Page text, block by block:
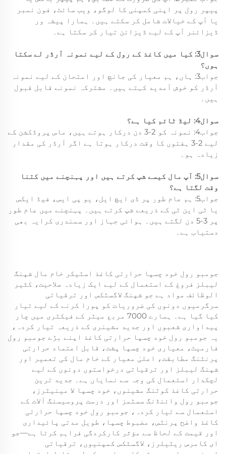
پیپر رول پر اپنی کمپنی کا لوگو، ویب سائٹ، فون نمبر
یا آپ کے خیالات شامل کر سکتے ہیں۔ ہمارا پیشہ ور
ڈیزائنر آپ کے لیے ڈیزائن تیار کر سکتا ہے۔
سوال3: کیا میں کاغذ کے رول کے لیے نمونہ آرڈر لے سکتا
ہوں؟
جواب3: ہاں، ہم معیار کی جانچ اور امتحان کے لیے نمونہ
آرڈر کو خوش آمدید کہتے ہیں۔ مشترکہ نمونے قابل قبول
ہیں۔
سوال4: لیڈ ٹائم کیا ہے؟
جواب4: نمونہ کو 2-3 دن درکار ہوتے ہیں، ماس پروڈکشن کے
لیے 2-3 ہفتوں کا وقت درکار ہوتا ہے اگر آرڈر کی مقدار
زیادہ ہو۔
سوال5: آپ مال کیسے شپ کرتے ہیں اور پہنچنے میں کتنا
وقت لگتا ہے؟
جواب5: ہم عام طور پر ڈی ایچ ایل، یو پی ایس، فیڈ ایکس
یا ٹی این ٹی کے ذریعے شپ کرتے ہیں۔ پہنچنے میں عام طور
پر 3-5 دن لگتے ہیں۔ ہوائی جہاز اور سمندری کرایہ بھی
دستیاب ہے۔
جومبو رول خود چسپا حرارتی کاغذ اسٹیکر خام مال شپنگ
لیبلز فروغ کے استعمال کے لیے ایک زیادہ صلاحیت، کثیر
الوظائف مواد ہے جو شپنگ لاگسٹکس اور ترقیاتی
سرگرمیوں دونوں کی ضروریات کو پورا کرنے کے لیے تیار
کیا گیا ہے۔ ہمارے 7000 مربع میٹر کے فیکٹری میں چار
پیداواری شعبوں اور جدید مشینری کے ذریعہ تیار کردہ،
یہ جومبو رول خود چسپا حرارتی کاغذ اپنے بڑے جومبو رول
فارمیٹ، معیاری خود چسپا پشت، قابل اعتماد حرارتی
پرنٹنگ مطابقت، اعلیٰ معیار کے خام مال کی تعمیر اور
شپنگ لیبلز اور ترقیاتی درخواستوں دونوں کے لیے
لچکدار استعمال کی وجہ سے نمایاں ہے۔ جدید ترین
حرارتی کاغذ کوٹنگ مشینوں، خود چسپا لا مینیٹرز،
جومبو رول وائنڈنگ سسٹمز اور درست پروسیسنگ آلات کے
استعمال سے تیار کردہ، جومبو رول خود چسپا حرارتی
کاغذ واضح پرنٹس، مضبوط چسپا، طویل مدتی پائیداری
اور قیمت کے لحاظ سے مؤثر کارکردگی فراہم کرتا ہے—جو
ای کامرس ریٹیلرز، لاگسٹکس کمپنیوں، ترقیاتی